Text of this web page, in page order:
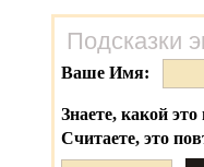
Подсказки
Ваше Имя:
Знаете, какой это
Считаете, это